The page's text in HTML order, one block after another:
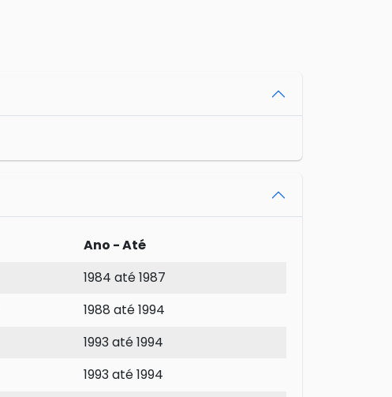
Ano - Até
1984 até 1987
1988 até 1994
1993 até 1994
1993 até 1994